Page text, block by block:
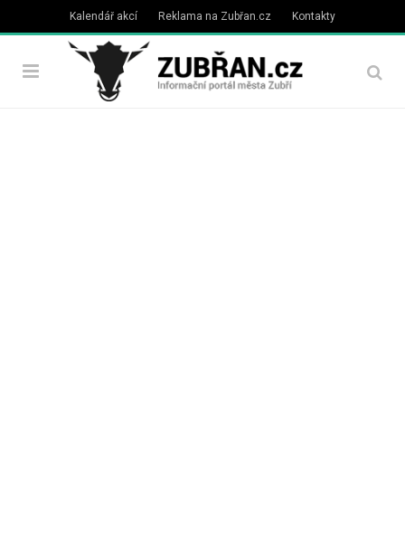
Kalendář akcí Reklama na Zubřan.cz Kontakty